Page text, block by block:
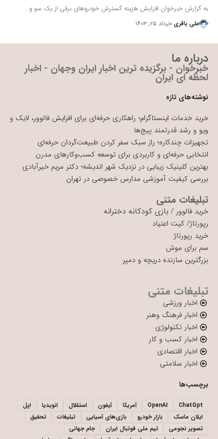
به گزارش خبرخوان افزایش هزینه گسترش خودروهای برقی از یک سو و…
علی باقری خرداد ۲۵, ۱۴۰۳
درباره ما
خبرخوان - برگزیده ترین اخبار ایران وجهان - اخبار
لحظه ای ایران
نوشته‌های تازه
خرید خدمات اینستاگرام؛ راهکاری حرفه‌ای برای افزایش فالوور، لایک و
ویو و رشد قدرتمند پیج‌ها
تجهیزات چندکاره؛ راز سبک سفر کردن طبیعت‌گردان حرفه‌ای
انتخابی حرفه‌ای و کاربردی برای توسعه کسب‌وکارهای مدرن
بهترین کلینیک زیبایی در نزدیک شهر اندیشه؛ دکتر مریم خیرآبادی
بررسی کیفیت آموزشی مدارس خصوصی در تهران
تبلیغات متنی
خرید فالوور / بازی کودکانه دخترانه
رپورتاژ/ کیت اعتیاد
خرید رپورتاژ
سم برای موش
بزرگترین سازنده دریچه و دمپر
تبلیغات متنی
اخبار ورزشی
اخبار فرهنگ وهنر
اخبار تکنولوژی
اخبار کسب و کار
اخبار اقتصادی
اخبار سلامتی
برچسب‌ها
ChatGpt
OpenAI آمریکا آیفون استقلال انویدیا
اپل
ایلان ماسک
بازار خودرو بازی‌های آسیایی تبلیغات
تحقیق
تصویر نجومی
تیم ملی فوتبال ایران
جام جهانی